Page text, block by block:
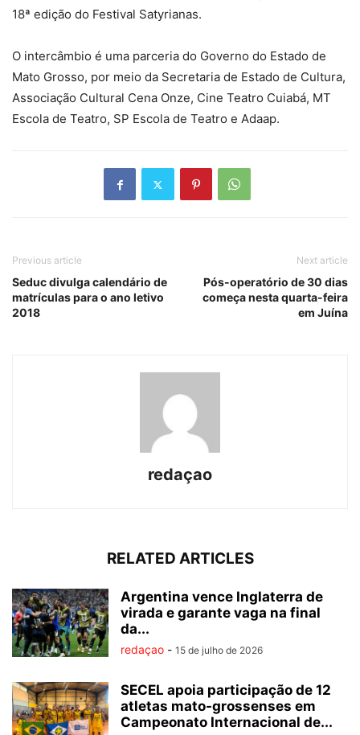
18ª edição do Festival Satyrianas.
O intercâmbio é uma parceria do Governo do Estado de
Mato Grosso, por meio da Secretaria de Estado de Cultura,
Associação Cultural Cena Onze, Cine Teatro Cuiabá, MT
Escola de Teatro, SP Escola de Teatro e Adaap.
Previous article
Seduc divulga calendário de
matrículas para o ano letivo
2018
Next article
Pós-operatório de 30 dias
começa nesta quarta-feira
em Juína
redaçao
RELATED ARTICLES
Argentina vence Inglaterra de
virada e garante vaga na final
da...
redaçao - 15 de julho de 2026
SECEL apoia participação de 12
atletas mato-grossenses em
Campeonato Internacional de...